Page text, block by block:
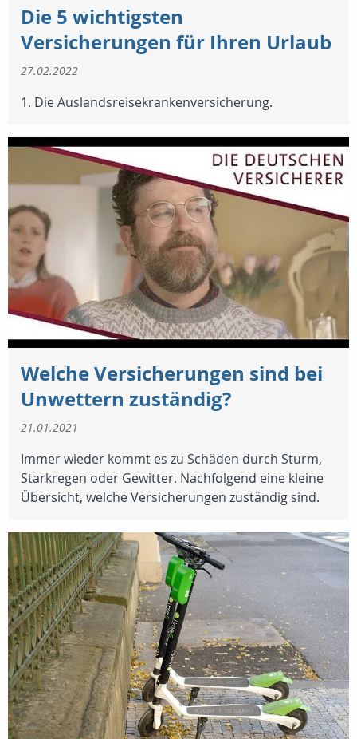
Die 5 wichtigsten
Versicherungen für Ihren Urlaub
27.02.2022
1. Die Auslandsreisekrankenversicherung.
Welche Versicherungen sind bei
Unwettern zuständig?
21.01.2021
Immer wieder kommt es zu Schäden durch Sturm,
Starkregen oder Gewitter. Nachfolgend eine kleine
Übersicht, welche Versicherungen zuständig sind.